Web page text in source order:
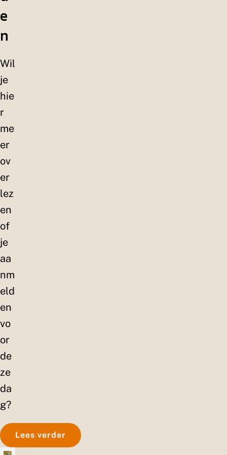
e
n
Wil
je
hie
r
me
er
ov
er
lez
en
of
je
aa
nm
eld
en
vo
or
de
ze
da
g?
Lees verder